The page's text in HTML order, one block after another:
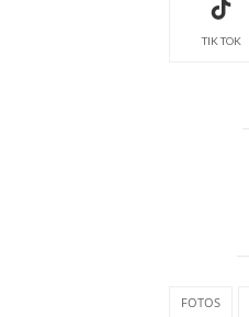
TIK TOK
FOTOS